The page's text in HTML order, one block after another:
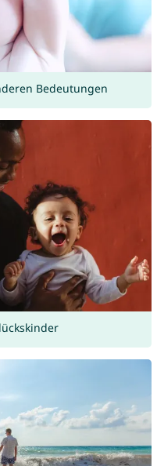
Bedeutungen